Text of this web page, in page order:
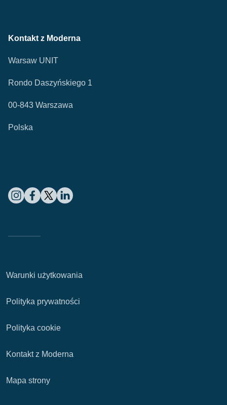
Kontakt z Moderna
Warsaw UNIT
Rondo Daszyńskiego 1
00-843 Warszawa
Polska
Warunki użytkowania
Polityka prywatności
Polityka cookie
Kontakt z Moderna
Mapa strony